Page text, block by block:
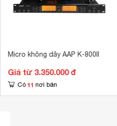
Micro không dây AAP K-800II
Giá từ 3.350.000 đ
Có 11 nơi bán